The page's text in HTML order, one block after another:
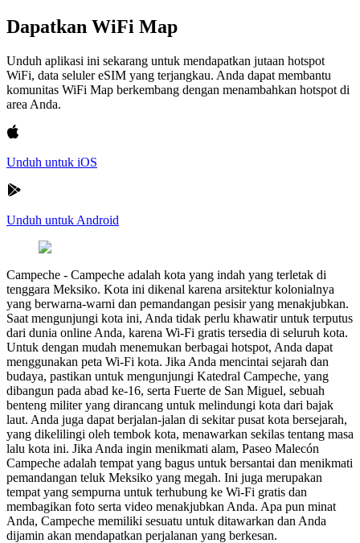
Dapatkan WiFi Map
Unduh aplikasi ini sekarang untuk mendapatkan jutaan hotspot
WiFi, data seluler eSIM yang terjangkau. Anda dapat membantu
komunitas WiFi Map berkembang dengan menambahkan hotspot di
area Anda.
Unduh untuk iOS
Unduh untuk Android
Campeche - Campeche adalah kota yang indah yang terletak di
tenggara Meksiko. Kota ini dikenal karena arsitektur kolonialnya
yang berwarna-warni dan pemandangan pesisir yang menakjubkan.
Saat mengunjungi kota ini, Anda tidak perlu khawatir untuk terputus
dari dunia online Anda, karena Wi-Fi gratis tersedia di seluruh kota.
Untuk dengan mudah menemukan berbagai hotspot, Anda dapat
menggunakan peta Wi-Fi kota. Jika Anda mencintai sejarah dan
budaya, pastikan untuk mengunjungi Katedral Campeche, yang
dibangun pada abad ke-16, serta Fuerte de San Miguel, sebuah
benteng militer yang dirancang untuk melindungi kota dari bajak
laut. Anda juga dapat berjalan-jalan di sekitar pusat kota bersejarah,
yang dikelilingi oleh tembok kota, menawarkan sekilas tentang masa
lalu kota ini. Jika Anda ingin menikmati alam, Paseo Malecón
Campeche adalah tempat yang bagus untuk bersantai dan menikmati
pemandangan teluk Meksiko yang megah. Ini juga merupakan
tempat yang sempurna untuk terhubung ke Wi-Fi gratis dan
membagikan foto serta video menakjubkan Anda. Apa pun minat
Anda, Campeche memiliki sesuatu untuk ditawarkan dan Anda
dijamin akan mendapatkan perjalanan yang berkesan.